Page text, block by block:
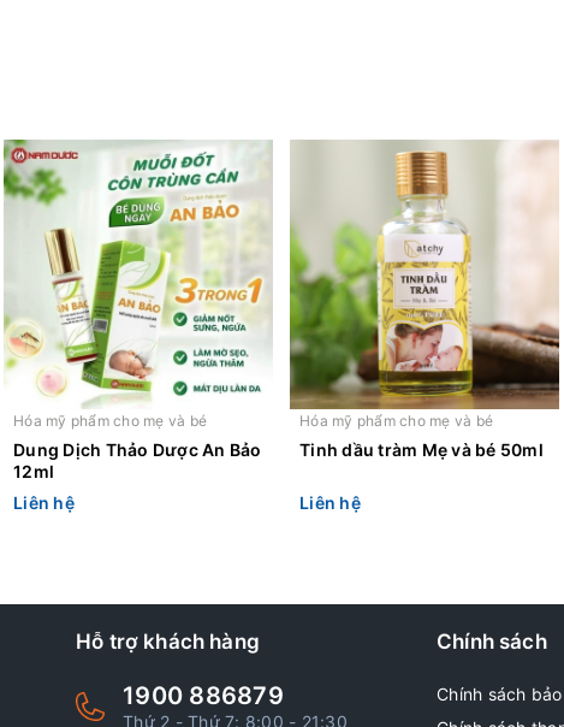
Hóa mỹ phẩm cho mẹ và bé
Dung Dịch Thảo Dược An Bảo
12ml
Liên hệ
Hóa mỹ phẩm cho mẹ và bé
Tinh dầu tràm Mẹ và bé 50ml
Liên hệ
Hỗ trợ khách hàng
1900 886879
Thứ 2 - Thứ 7: 8:00 - 21:30
Chính sách
Chính sách